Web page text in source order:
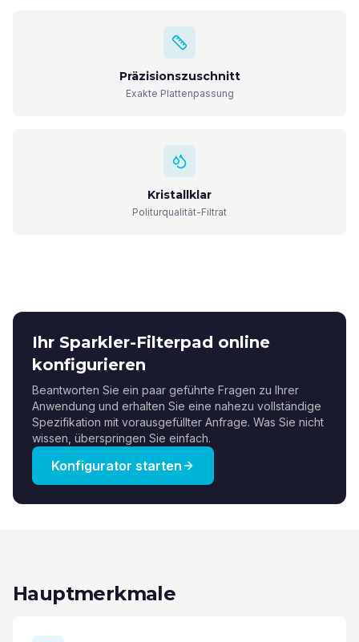
Präzisionszuschnitt
Exakte Plattenpassung
Kristallklar
Politurqualität-Filtrat
Ihr Sparkler-Filterpad online
konfigurieren
Beantworten Sie ein paar geführte Fragen zu Ihrer
Anwendung und erhalten Sie eine nahezu vollständige
Spezifikation mit vorausgefüllter Anfrage. Was Sie nicht
wissen, überspringen Sie einfach.
Konfigurator starten
Hauptmerkmale